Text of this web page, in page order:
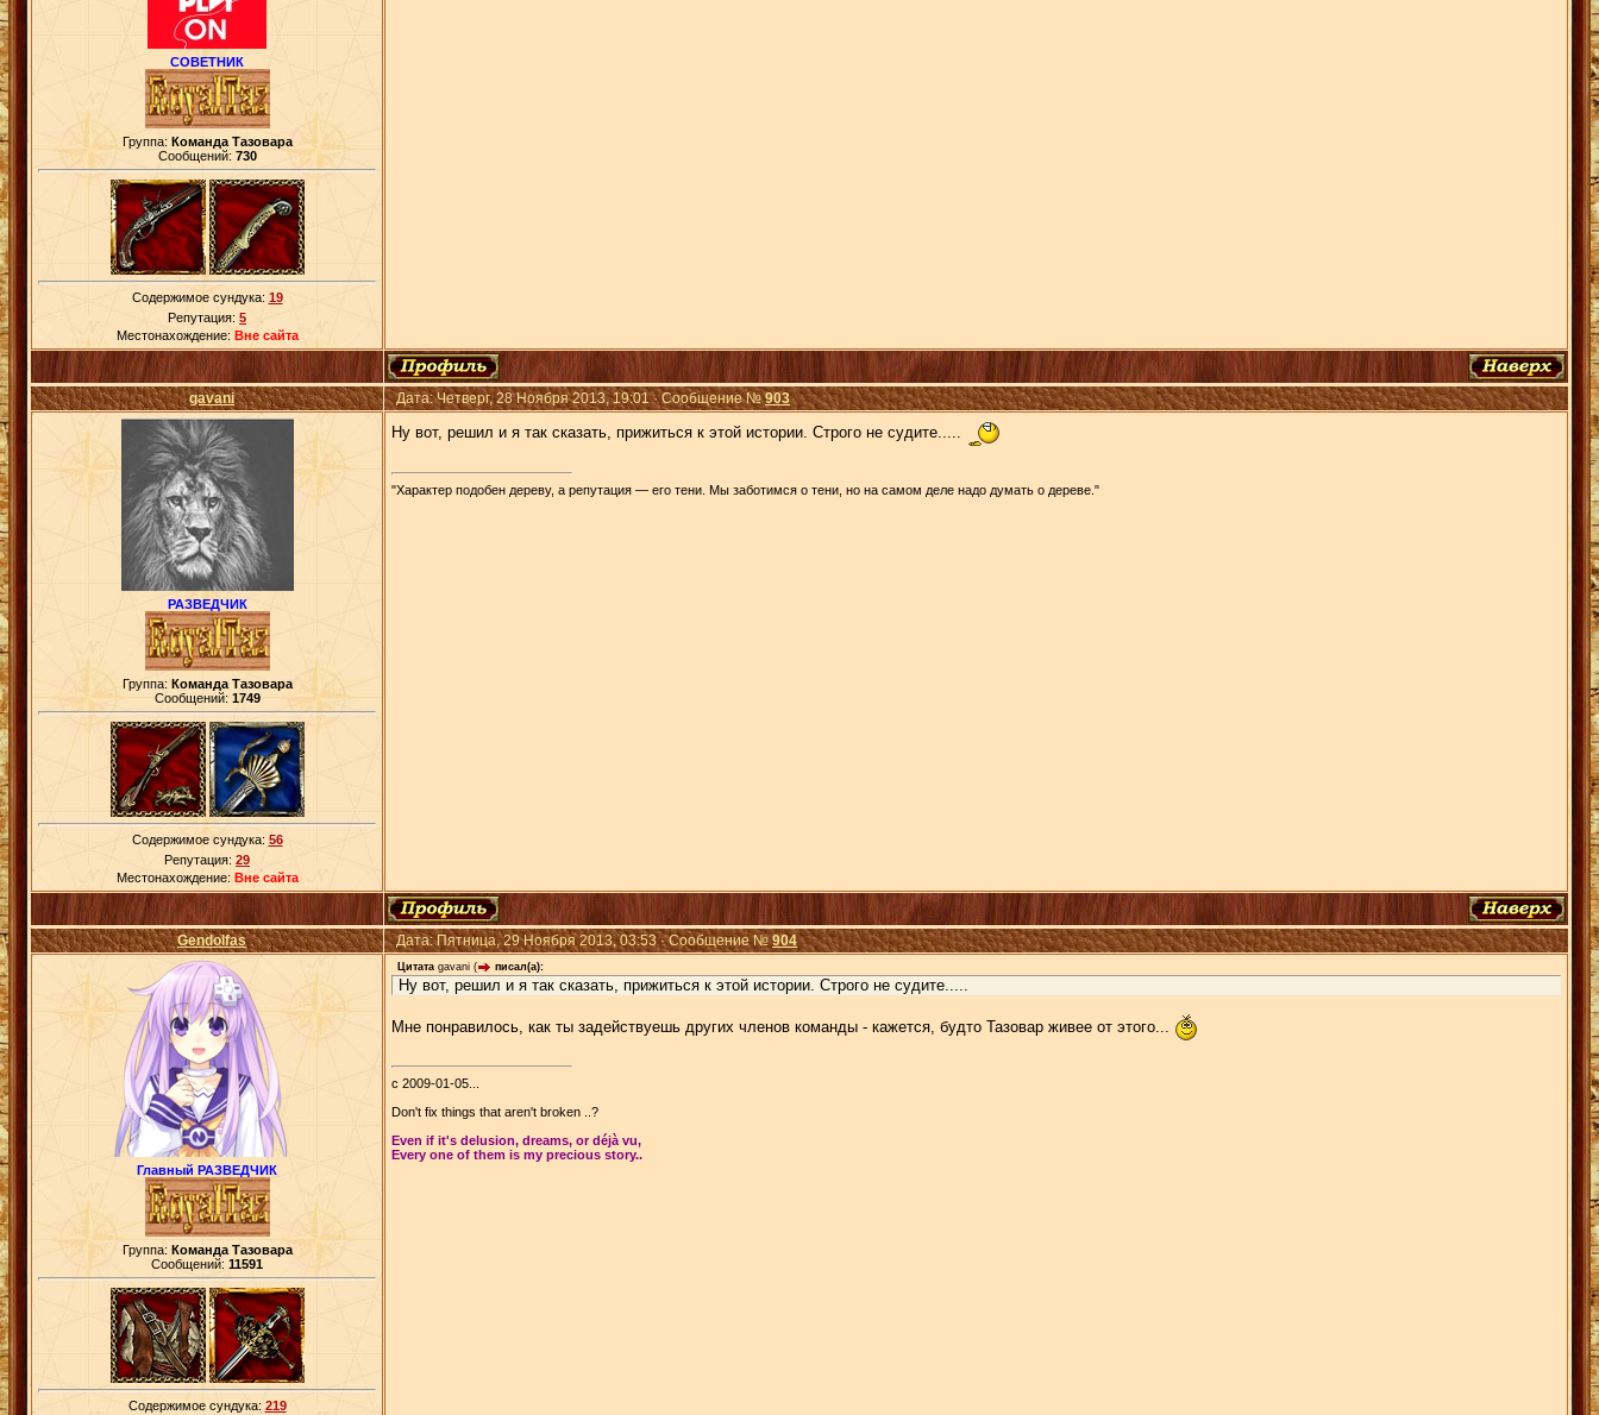
СОВЕТНИК
Группа: Команда Тазовара
Сообщений: 730
Содержимое сундука: 19
Репутация: 5
Местонахождение: Вне сайта
gavani Дата: Четверг, 28 Ноября 2013, 19:01 · Сообщение №903
РАЗВЕДЧИК
Группа: Команда Тазовара
Сообщений: 1749
Содержимое сундука: 56
Репутация: 29
Местонахождение: Вне сайта
Ну вот, решил и я так сказать, прижиться к этой истории. Строго не судите.....
"Характер подобен дереву, а репутация — его тени. Мы заботимся о тени, но на самом деле надо думать о дереве."
Gendolfas Дата: Пятница, 29 Ноября 2013, 03:53 · Сообщение №904
Главный РАЗВЕДЧИК
Группа: Команда Тазовара
Сообщений: 11591
Содержимое сундука: 219
Цитата gavani ( писал(а):
Ну вот, решил и я так сказать, прижиться к этой истории. Строго не судите.....
Мне понравилось, как ты задействуешь других членов команды - кажется, будто Тазовар живее от этого...
с 2009-01-05...
Don't fix things that aren't broken ..?
Even if it's delusion, dreams, or déjà vu,
Every one of them is my precious story..